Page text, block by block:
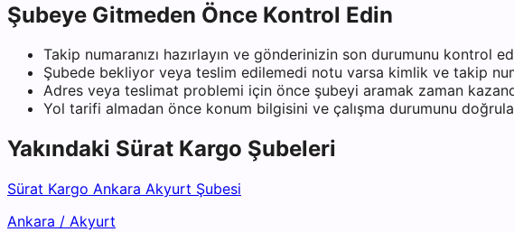
Şubeye Gitmeden Önce Kontrol Edin
Takip numaranızı hazırlayın ve gönderinizin son durumunu kontrol
Şubede bekliyor veya teslim edilemedi notu varsa kimlik ve takip
Adres veya teslimat problemi için önce şubeyi aramak zaman
Yol tarifi almadan önce konum bilgisini ve çalışma durumunu
Yakındaki Sürat Kargo Şubeleri
Sürat Kargo Ankara Akyurt Şubesi
Ankara / Akyurt